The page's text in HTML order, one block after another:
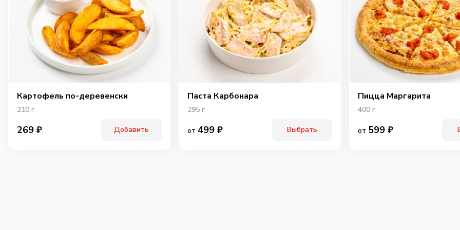
Картофель по-деревенски
210 г
269 ₽ Добавить
Паста Карбонара
295 г
от 499 ₽ Выбрать
Пицца Маргарита
400 г
от 599 ₽